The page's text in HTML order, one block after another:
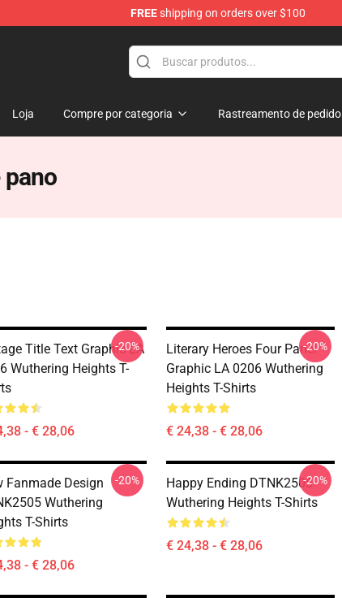
FREEshipping on orders over $100
Loja Compre por categoria Rastreamento de pedido
Title Text Graphic LA
Wuthering Heights T-
- € 28,06
-20%
Literary Heroes Four Panel
Graphic LA 0206 Wuthering
Heights T-Shirts
€ 24,38 - € 28,06
-20%
Fanmade Design
Wuthering
T-Shirts
- € 28,06
-20%
Happy Ending DTNK2505
Wuthering Heights T-Shirts
€ 24,38 - € 28,06
-20%